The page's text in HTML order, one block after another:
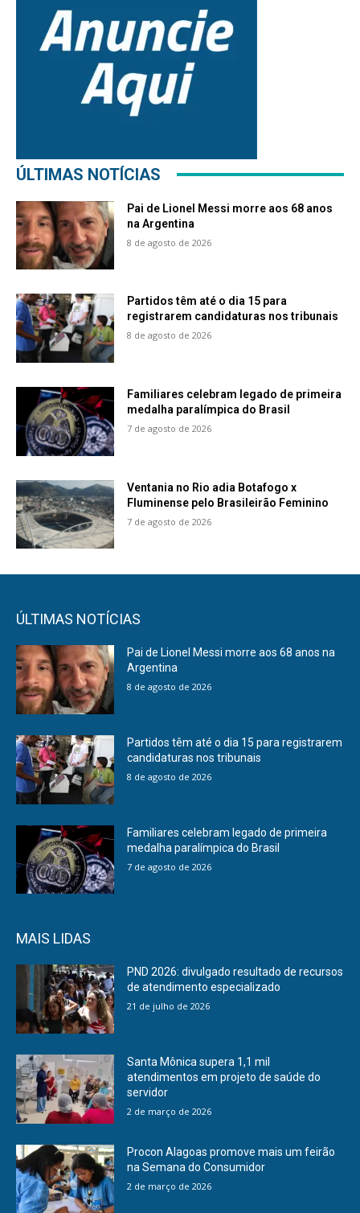
ÚLTIMAS NOTÍCIAS
Pai de Lionel Messi morre aos 68 anos
na Argentina
8 de agosto de 2026
Partidos têm até o dia 15 para
registrarem candidaturas nos tribunais
8 de agosto de 2026
Familiares celebram legado de primeira
medalha paralímpica do Brasil
7 de agosto de 2026
Ventania no Rio adia Botafogo x
Fluminense pelo Brasileirão Feminino
7 de agosto de 2026
ÚLTIMAS NOTÍCIAS
Pai de Lionel Messi morre aos 68 anos na
Argentina
8 de agosto de 2026
Partidos têm até o dia 15 para registrarem
candidaturas nos tribunais
8 de agosto de 2026
Familiares celebram legado de primeira
medalha paralímpica do Brasil
7 de agosto de 2026
MAIS LIDAS
PND 2026: divulgado resultado de recursos
de atendimento especializado
21 de julho de 2026
Santa Mônica supera 1,1 mil
atendimentos em projeto de saúde do
servidor
2 de março de 2026
Procon Alagoas promove mais um feirão
na Semana do Consumidor
2 de março de 2026